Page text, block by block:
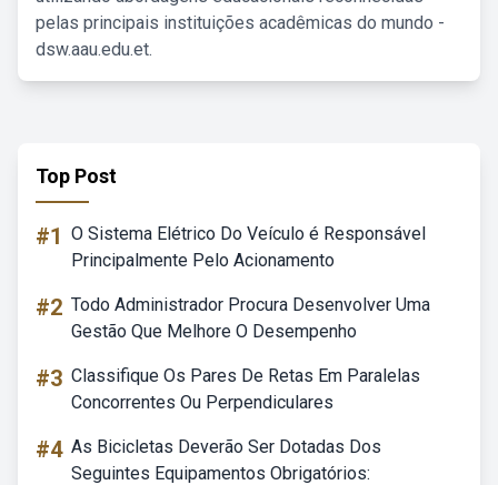
pelas principais instituições acadêmicas do mundo -
dsw.aau.edu.et.
Top Post
#1 O Sistema Elétrico Do Veículo é Responsável
Principalmente Pelo Acionamento
#2 Todo Administrador Procura Desenvolver Uma
Gestão Que Melhore O Desempenho
#3 Classifique Os Pares De Retas Em Paralelas
Concorrentes Ou Perpendiculares
#4 As Bicicletas Deverão Ser Dotadas Dos
Seguintes Equipamentos Obrigatórios: